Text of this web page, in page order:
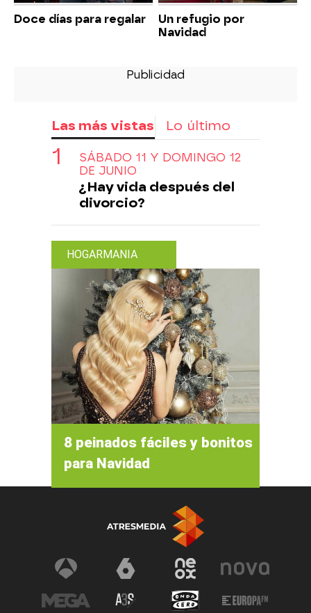
Doce días para regalar
Un refugio por
Navidad
Las más vistas Lo último
SÁBADO 11 Y DOMINGO 12
DE JUNIO
¿Hay vida después del
divorcio?
HOGARMANIA
8 peinados fáciles y bonitos
para Navidad